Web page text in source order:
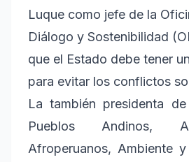
Luque como jefe de la
Diálogo y Sostenibilidad
que el Estado debe tener
para evitar los conflictos
La también presidenta
Pueblos Andinos,
Afroperuanos, Ambiente